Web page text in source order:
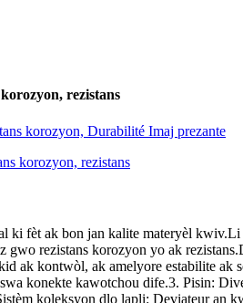
rezistans
fèt ak bon jan kalite materyèl
rezistans korozyon yo ak
kontwòl, ak amelyore estabilite ak
konekte kawotchou dife.3. Pisin:
koleksyon dlo lapli: Deviateur